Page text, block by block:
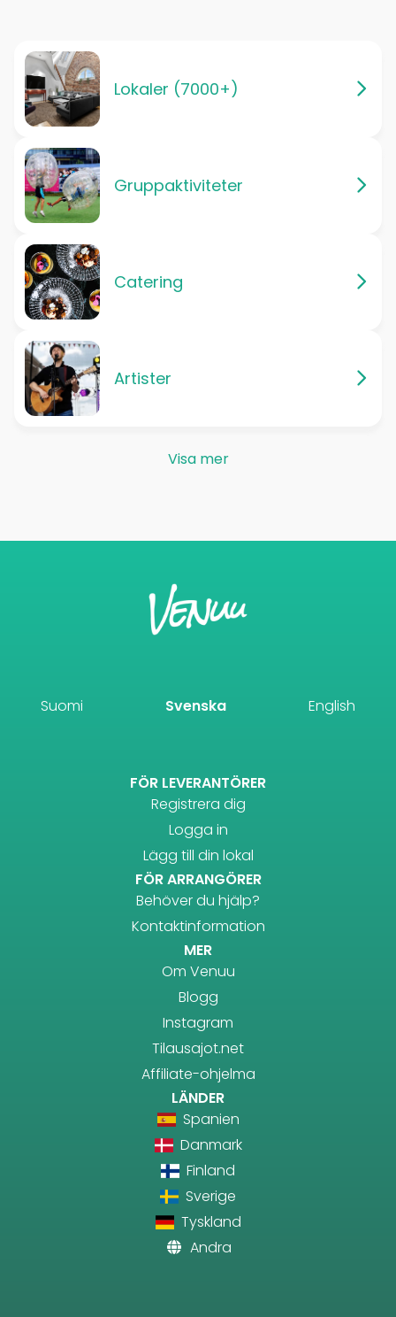
Lokaler (7000+)
Gruppaktiviteter
Catering
Artister
Visa mer
Suomi Svenska English
FÖR LEVERANTÖRER
Registrera dig
Logga in
Lägg till din lokal
FÖR ARRANGÖRER
Behöver du hjälp?
Kontaktinformation
MER
Om Venuu
Blogg
Instagram
Tilausajot.net
Affiliate-ohjelma
LÄNDER
Spanien
Danmark
Finland
Sverige
Tyskland
Andra